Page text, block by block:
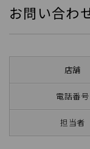
お問い合わ
店舗
電話番号
担当者